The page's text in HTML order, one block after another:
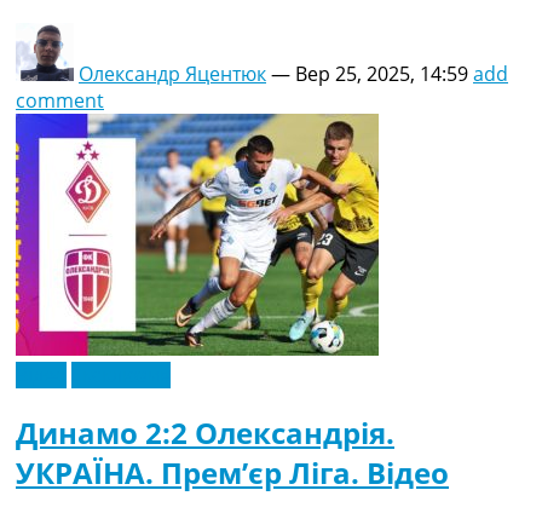
Олександр Яцентюк— Вер 25, 2025, 14:59add
comment
Динамо 2:2 Олександрія.
УКРАЇНА. Прем’єр Ліга. Відео